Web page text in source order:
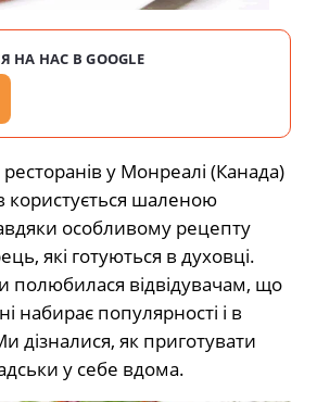
НА НАС В GOOGLE
у Монреалі (Канада)
користується шаленою
особливому рецепту
які готуються в духовці.
полюбилася відвідувачам, що
набирає популярності і в
дізналися, як приготувати
у себе вдома.